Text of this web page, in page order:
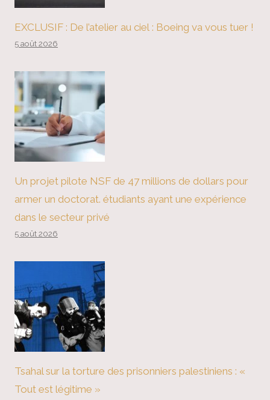
EXCLUSIF : De l’atelier au ciel : Boeing va vous tuer !
5 août 2026
Un projet pilote NSF de 47 millions de dollars pour
armer un doctorat. étudiants ayant une expérience
dans le secteur privé
5 août 2026
Tsahal sur la torture des prisonniers palestiniens : «
Tout est légitime »